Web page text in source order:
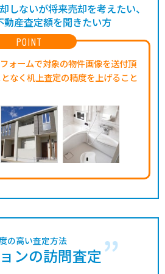
POINT
ォームで対象の物件画像を送付頂
なく机上査定の精度を上げること
しないが将来売却を考えたい、
動産査定額を聞きたい方
の高い査定方法
ンの訪問査定